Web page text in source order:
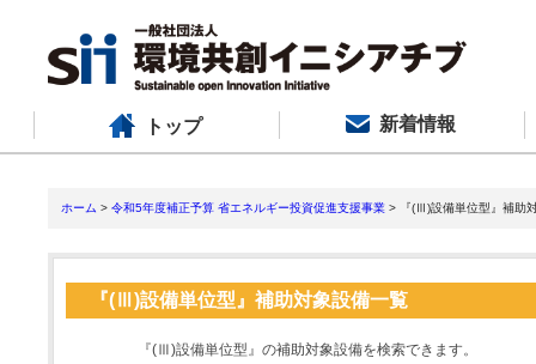
トップ 新着情報
ホーム > 令和5年度補正予算 省エネルギー投資促進支援事業 > 『(Ⅲ)設備単位型』補助
『(Ⅲ)設備単位型』補助対象設備一覧
『(Ⅲ)設備単位型』の補助対象設備を検索できます。